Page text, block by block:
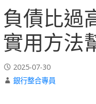
負債比過
實用方法
2025-07-30
銀行整合專員